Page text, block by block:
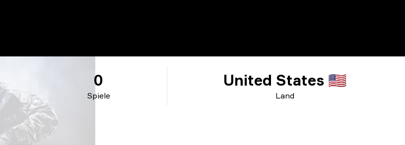
Spiele
0
Land
United States 🇺🇸